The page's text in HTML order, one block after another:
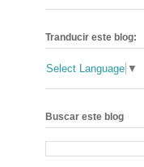
Tranducir este blog:
Select Language ▼
Buscar este blog